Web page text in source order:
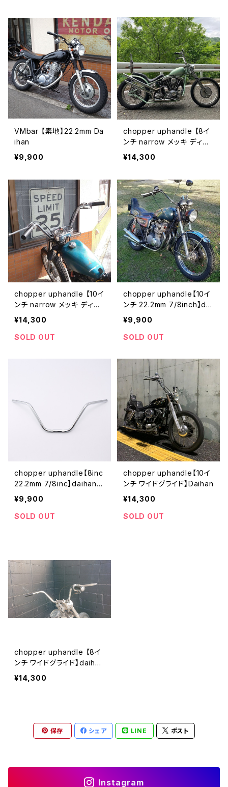
VMbar 【素地】22.2mm Da
ihan
¥9,900
chopper uphandle 【8イ
ンチ narrow メッキ ディン
プル付き】Daihan
¥14,300
chopper uphandle 【10イ
ンチ narrow メッキ ディン
プル付き】Daihan
¥14,300
SOLD OUT
chopper uphandle【10イ
ンチ 22.2mm 7/8inch】dai
hanhandlebars
¥9,900
SOLD OUT
chopper uphandle【8inc
22.2mm 7/8inc】daihanh
andlebars
¥9,900
SOLD OUT
chopper uphandle【10イ
ンチ ワイドグライド】Daihan
¥14,300
SOLD OUT
chopper uphandle 【8イ
ンチ ワイドグライド】daihan
handlebars
¥14,300
保存 シェア LINE ポスト
Instagram